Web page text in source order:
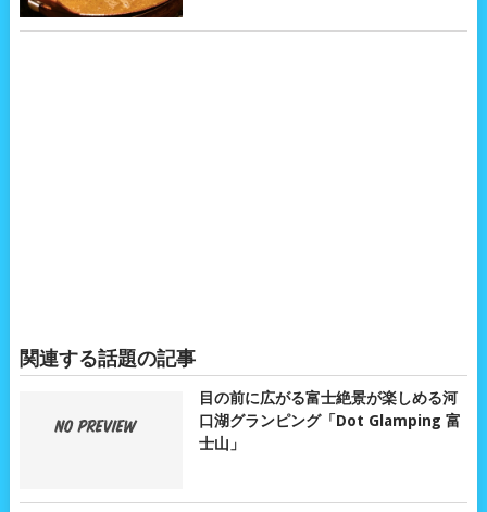
関連する話題の記事
目の前に広がる富士絶景が楽しめる河
口湖グランピング「Dot Glamping 富
士山」